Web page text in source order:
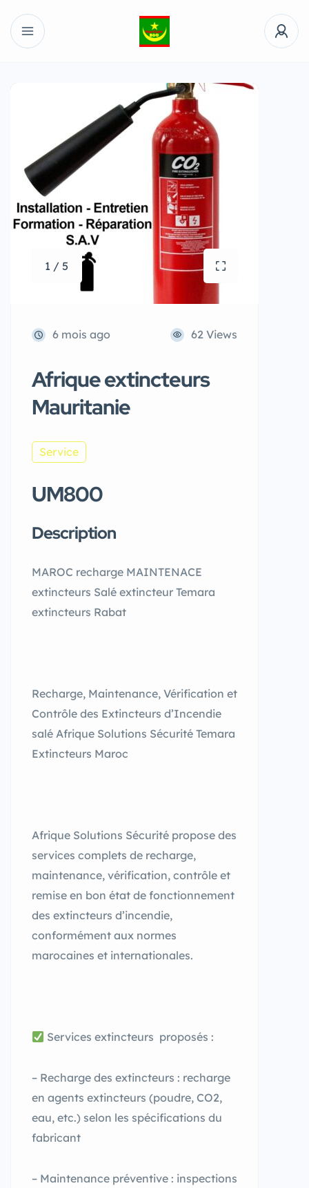
1 / 5
6 mois ago 62 Views
Afrique extincteurs
Mauritanie
Service
UM800
Description
MAROC recharge MAINTENACE
extincteurs Salé extincteur Temara
extincteurs Rabat
Recharge, Maintenance, Vérification et
Contrôle des Extincteurs d’Incendie
salé Afrique Solutions Sécurité Temara
Extincteurs Maroc
Afrique Solutions Sécurité propose des
services complets de recharge,
maintenance, vérification, contrôle et
remise en bon état de fonctionnement
des extincteurs d’incendie,
conformément aux normes
marocaines et internationales.
Services extincteurs proposés :
– Recharge des extincteurs : recharge
en agents extincteurs (poudre, CO2,
eau, etc.) selon les spécifications du
fabricant
– Maintenance préventive : inspections